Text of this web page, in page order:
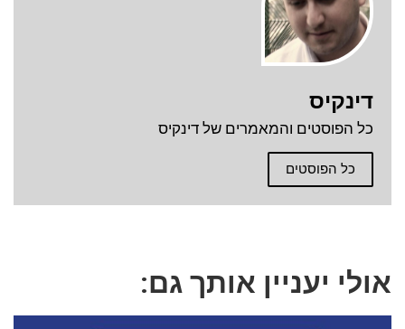
דינקיס
כל הפוסטים והמאמרים של דינקיס
כל הפוסטים
אולי יעניין אותך גם: